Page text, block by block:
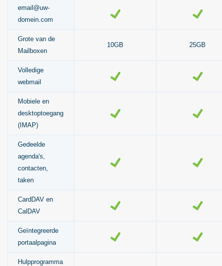
email@uw-
domein.com
Grote van de
Mailboxen
10GB 25GB
Volledige
webmail
Mobiele en
desktoptoegang
(IMAP)
Gedeelde
agenda's,
contacten,
taken
CardDAV en
CalDAV
Geïntegreerde
portaalpagina
Hulpprogramma